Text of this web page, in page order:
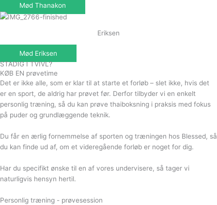
Mød Thanakon
Eriksen
Mød Eriksen
STADIG I TVIVL?
KØB EN prøvetime
Det er ikke alle, som er klar til at starte et forløb – slet ikke, hvis det
er en sport, de aldrig har prøvet før. Derfor tilbyder vi en enkelt
personlig træning, så du kan prøve thaiboksning i praksis med fokus
på puder og grundlæggende teknik.
Du får en ærlig fornemmelse af sporten og træningen hos Blessed, så
du kan finde ud af, om et videregående forløb er noget for dig.
Har du specifikt ønske til en af vores undervisere, så tager vi
naturligvis hensyn hertil.
Personlig træning - prøvesession